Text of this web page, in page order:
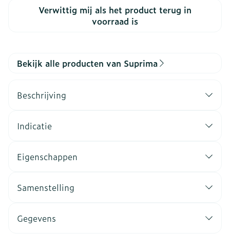
Verwittig mij als het product terug in
voorraad is
Bekijk alle producten van Suprima
Beschrijving
Indicatie
Eigenschappen
Samenstelling
Gegevens